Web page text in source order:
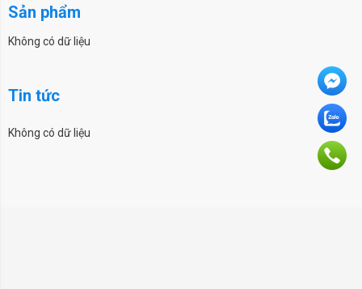
Sản phẩm
Không có dữ liệu
Tin tức
Không có dữ liệu